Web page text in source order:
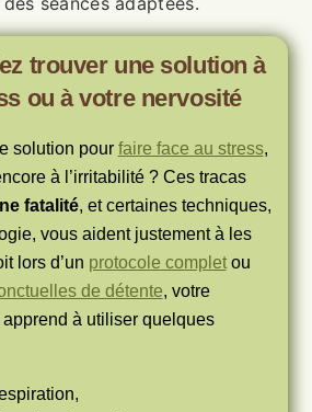
trouver une solution à
ou à votre nervosité
solution pour faire face au stress,
à l’irritabilité ? Ces tracas
fatalité, et certaines techniques,
vous aident justement à les
lors d’un protocole completou
de détente, votre
à utiliser quelques